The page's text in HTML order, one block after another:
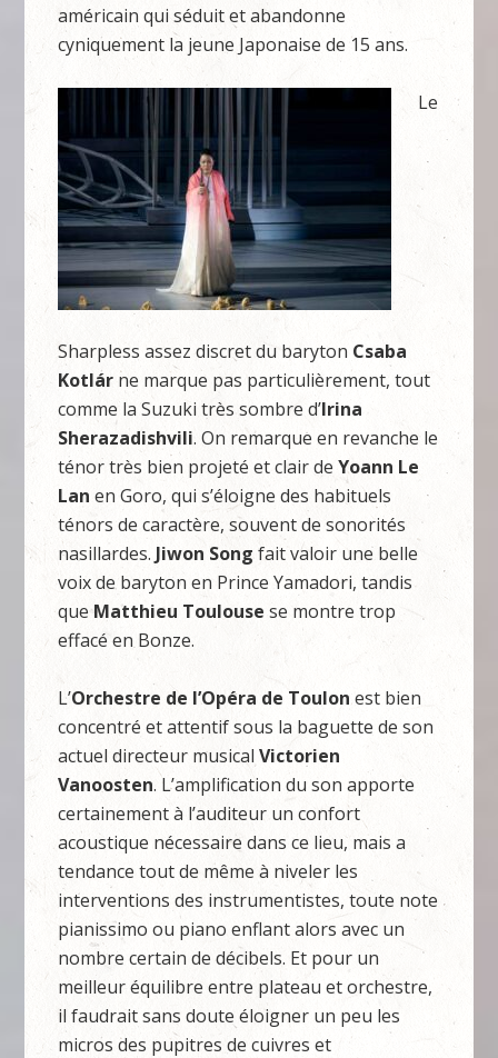
américain qui séduit et abandonne
cyniquement la jeune Japonaise de 15 ans.
Le
Sharpless assez discret du baryton Csaba
Kotlár ne marque pas particulièrement, tout
comme la Suzuki très sombre d’Irina
Sherazadishvili. On remarque en revanche le
ténor très bien projeté et clair deYoann Le
Lan en Goro, qui s’éloigne des habituels
ténors de caractère, souvent de sonorités
nasillardes. Jiwon Song fait valoir une belle
voix de baryton en Prince Yamadori, tandis
queMatthieu Toulouse se montre trop
effacé en Bonze.
L’Orchestre de l’Opéra de Toulonest bien
concentré et attentif sous la baguette de son
actuel directeur musicalVictorien
Vanoosten. L’amplification du son apporte
certainement à l’auditeur un confort
acoustique nécessaire dans ce lieu, mais a
tendance tout de même à niveler les
interventions des instrumentistes, toute note
pianissimo ou piano enflant alors avec un
nombre certain de décibels. Et pour un
meilleur équilibre entre plateau et orchestre,
il faudrait sans doute éloigner un peu les
micros des pupitres de cuivres et